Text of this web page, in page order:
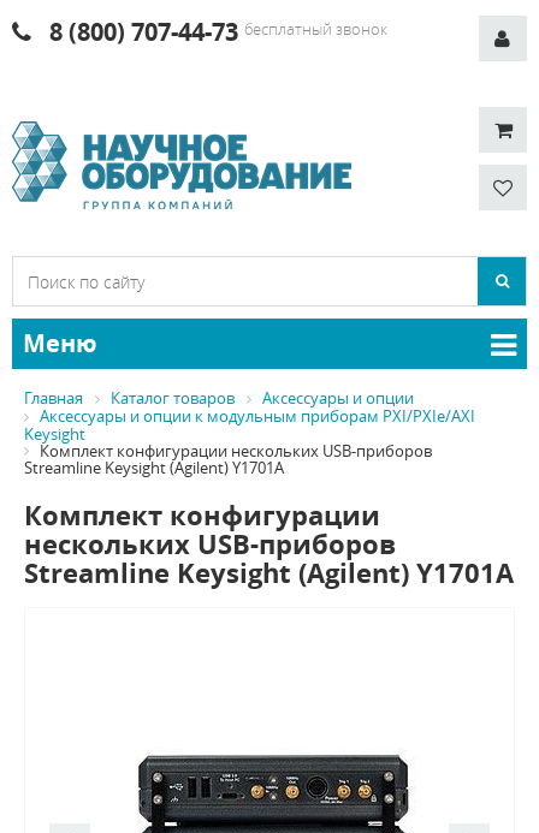
8 (800) 707-44-73 бесплатный звонок
Меню
Главная Каталог товаров
Аксессуары и опции
Аксессуары и опции к модульным приборам PXI/PXIe/AXI
Keysight
Комплект конфигурации нескольких USB-приборов
Streamline Keysight (Agilent) Y1701A
Комплект конфигурации
нескольких USB-приборов
Streamline Keysight (Agilent) Y1701A